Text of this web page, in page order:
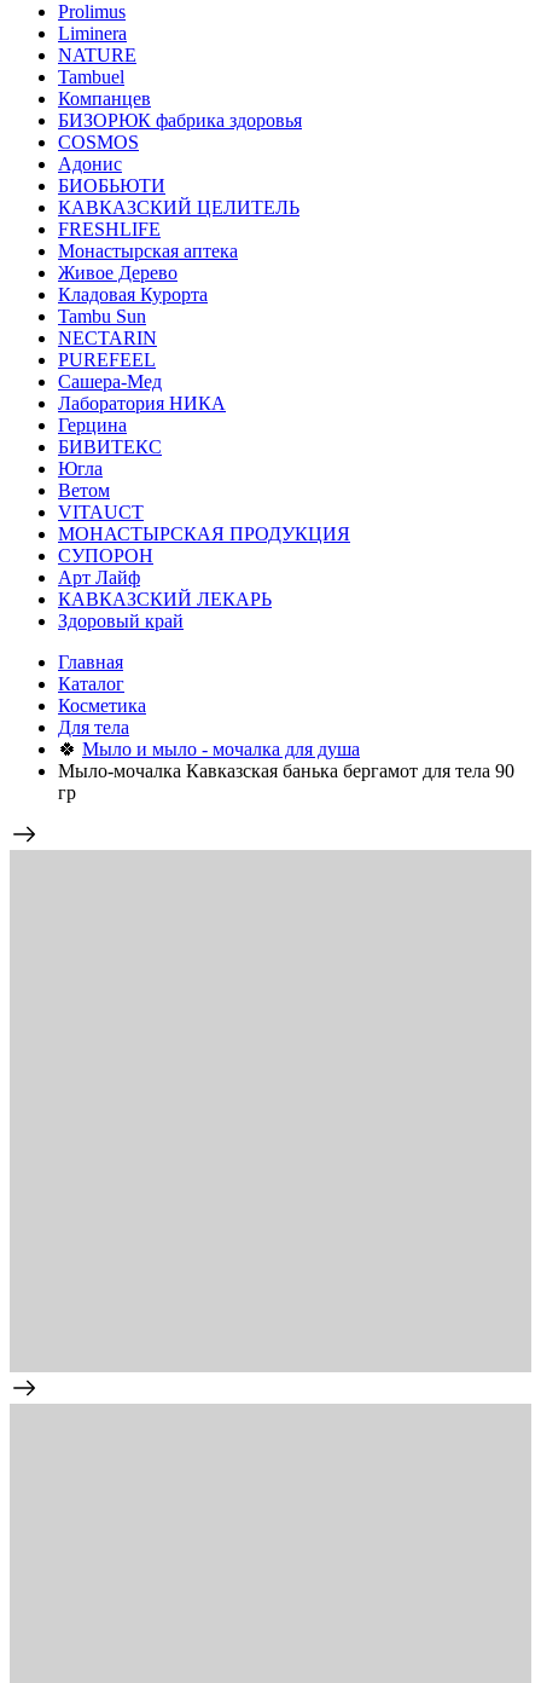
Prolimus
Liminera
NATURE
Tambuel
Компанцев
БИЗОРЮК фабрика здоровья
COSMOS
Адонис
БИОБЬЮТИ
КАВКАЗСКИЙ ЦЕЛИТЕЛЬ
FRESHLIFE
Монастырская аптека
Живое Дерево
Кладовая Курорта
Tambu Sun
NECTARIN
PUREFEEL
Сашера-Мед
Лаборатория НИКА
Герцина
БИВИТЕКС
Югла
Ветом
VITAUCT
МОНАСТЫРСКАЯ ПРОДУКЦИЯ
СУПОРОН
Арт Лайф
КАВКАЗСКИЙ ЛЕКАРЬ
Здоровый край
Главная
Каталог
Косметика
Для тела
🍀 Мыло и мыло - мочалка для душа
Мыло-мочалка Кавказская банька бергамот для тела 90
гр